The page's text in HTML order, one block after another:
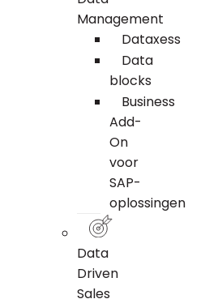
Management
Dataxess
Data
blocks
Business
Add-
On
voor
SAP-
oplossingen
Data
Driven
Sales